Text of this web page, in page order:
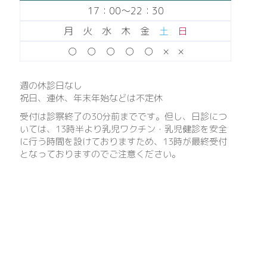
17：00〜22：30
月 火 水 木 金
土
日
○ ○ ○ ○ ○ × ×
週の休診日なし
祝日、連休、年末年始などは不定休
受付は診察終了の30分前までです。但し、日診につ
いては、13時半より乳児ワクチン・乳児健診を安全
に行う時間を設けておりますため、13時が最終受付
となっておりますのでご注意ください。